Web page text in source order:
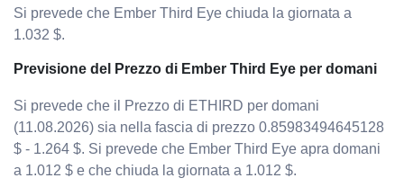
Si prevede che Ember Third Eye chiuda la giornata a
1.032 $.
Previsione del Prezzo di Ember Third Eye per domani
Si prevede che il Prezzo di ETHIRD per domani
(11.08.2026) sia nella fascia di prezzo 0.85983494645128
$ - 1.264 $. Si prevede che Ember Third Eye apra domani
a 1.012 $ e che chiuda la giornata a 1.012 $.